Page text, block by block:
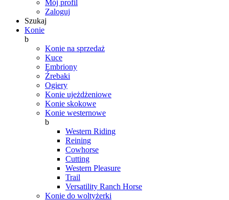
Mój profil
Zaloguj
Szukaj
Konie
b
Konie na sprzedaż
Kuce
Embriony
Źrebaki
Ogiery
Konie ujeżdżeniowe
Konie skokowe
Konie westernowe
b
Western Riding
Reining
Cowhorse
Cutting
Western Pleasure
Trail
Versatility Ranch Horse
Konie do woltyżerki